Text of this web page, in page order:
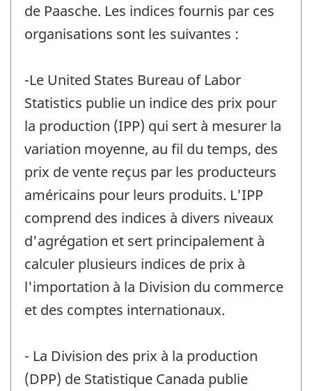
de Paasche. Les indices fournis par ces
organisations sont les suivantes :
-Le United States Bureau of Labor
Statistics publie un indice des prix pour
la production (IPP) qui sert à mesurer la
variation moyenne, au fil du temps, des
prix de vente reçus par les producteurs
américains pour leurs produits. L'IPP
comprend des indices à divers niveaux
d'agrégation et sert principalement à
calculer plusieurs indices de prix à
l'importation à la Division du commerce
et des comptes internationaux.
- La Division des prix à la production
(DPP) de Statistique Canada publie